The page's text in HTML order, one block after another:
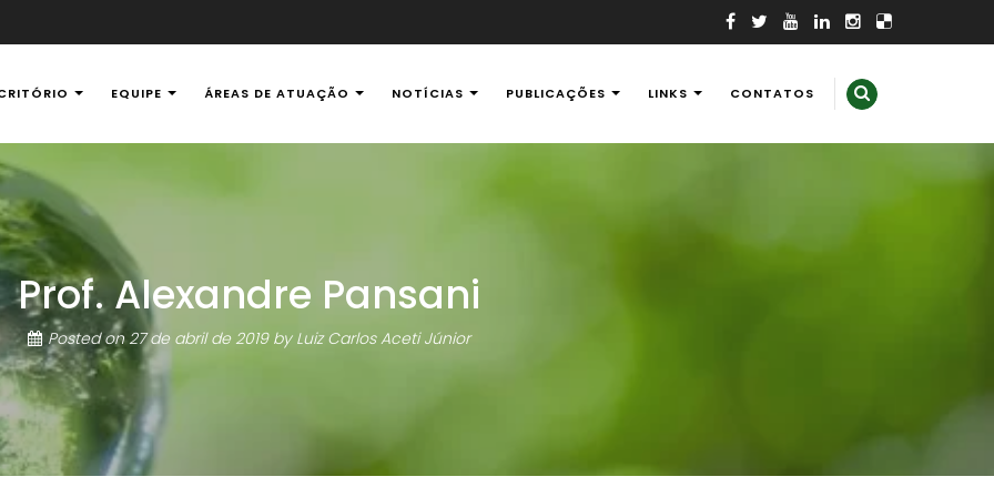
Ambiental
EQUIPE ÁREAS DE ATUAÇÃO NOTÍCIAS PUBLICAÇÕES LINKS CONTATOS
Prof. Alexandre Pansani
Posted on27 de abril de 2019by Luiz Carlos Aceti Júnior